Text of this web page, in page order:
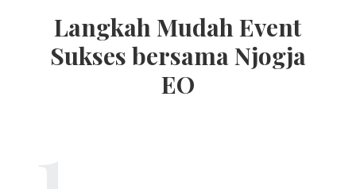
Langkah Mudah Event
Sukses bersama Njogja
EO